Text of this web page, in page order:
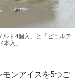
ルト4個入」と「ピュルテ
入」
モンアイスを5つご